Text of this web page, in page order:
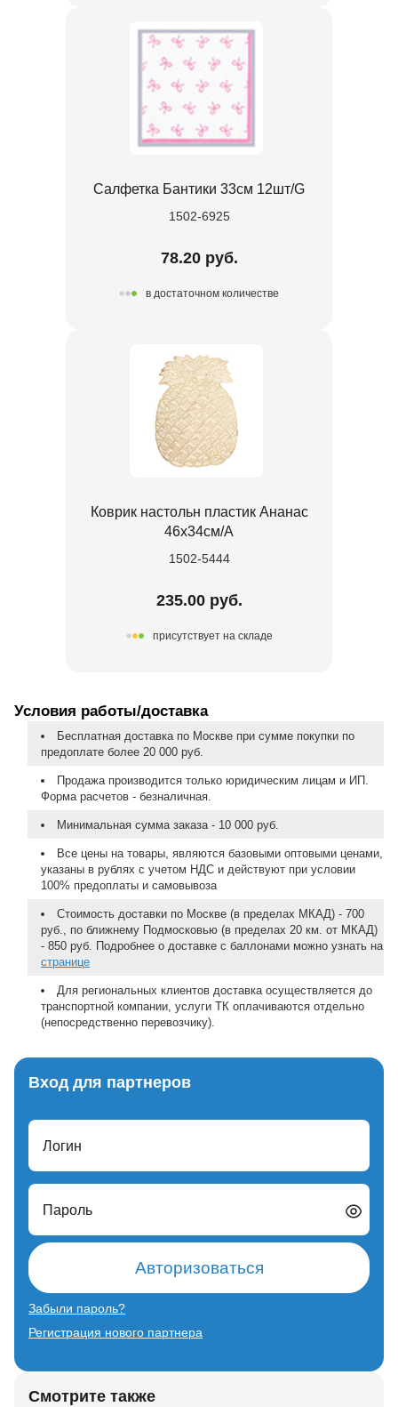
Салфетка Бантики 33см 12шт/G
1502-6925
78.20 руб.
в достаточном количестве
Коврик настольн пластик Ананас
46х34см/А
1502-5444
235.00 руб.
присутствует на складе
Условия работы/доставка
Бесплатная доставка по Москве при сумме покупки по
предоплате более 20 000 руб.
Продажа производится только юридическим лицам и ИП.
Форма расчетов - безналичная.
Минимальная сумма заказа - 10 000 руб.
Все цены на товары, являются базовыми оптовыми ценами,
указаны в рублях с учетом НДС и действуют при условии
100% предоплаты и самовывоза
Стоимость доставки по Москве (в пределах МКАД) - 700
руб., по ближнему Подмосковью (в пределах 20 км. от МКАД)
- 850 руб. Подробнее о доставке с баллонами можно узнать на
странице
Для региональных клиентов доставка осуществляется до
транспортной компании, услуги ТК оплачиваются отдельно
(непосредственно перевозчику).
Вход для партнеров
Логин
Пароль
Авторизоваться
Забыли пароль?
Регистрация нового партнера
Смотрите также